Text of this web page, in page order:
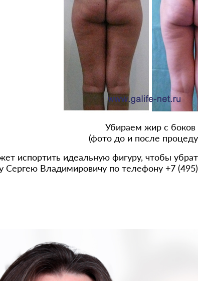
Убираем жир с боков
(фото до и после
испортить идеальную фигуру, чтобы
Сергею Владимировичу по телефону +7